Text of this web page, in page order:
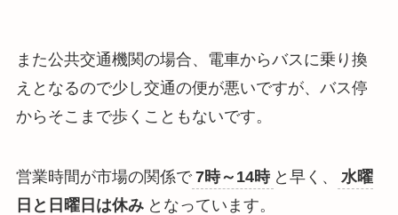
また公共交通機関の場合、電車からバスに乗り換
えとなるので少し交通の便が悪いですが、バス停
からそこまで歩くこともないです。
営業時間が市場の関係で 7時～14時 と早く、
水曜
日と日曜日は休み となっています。